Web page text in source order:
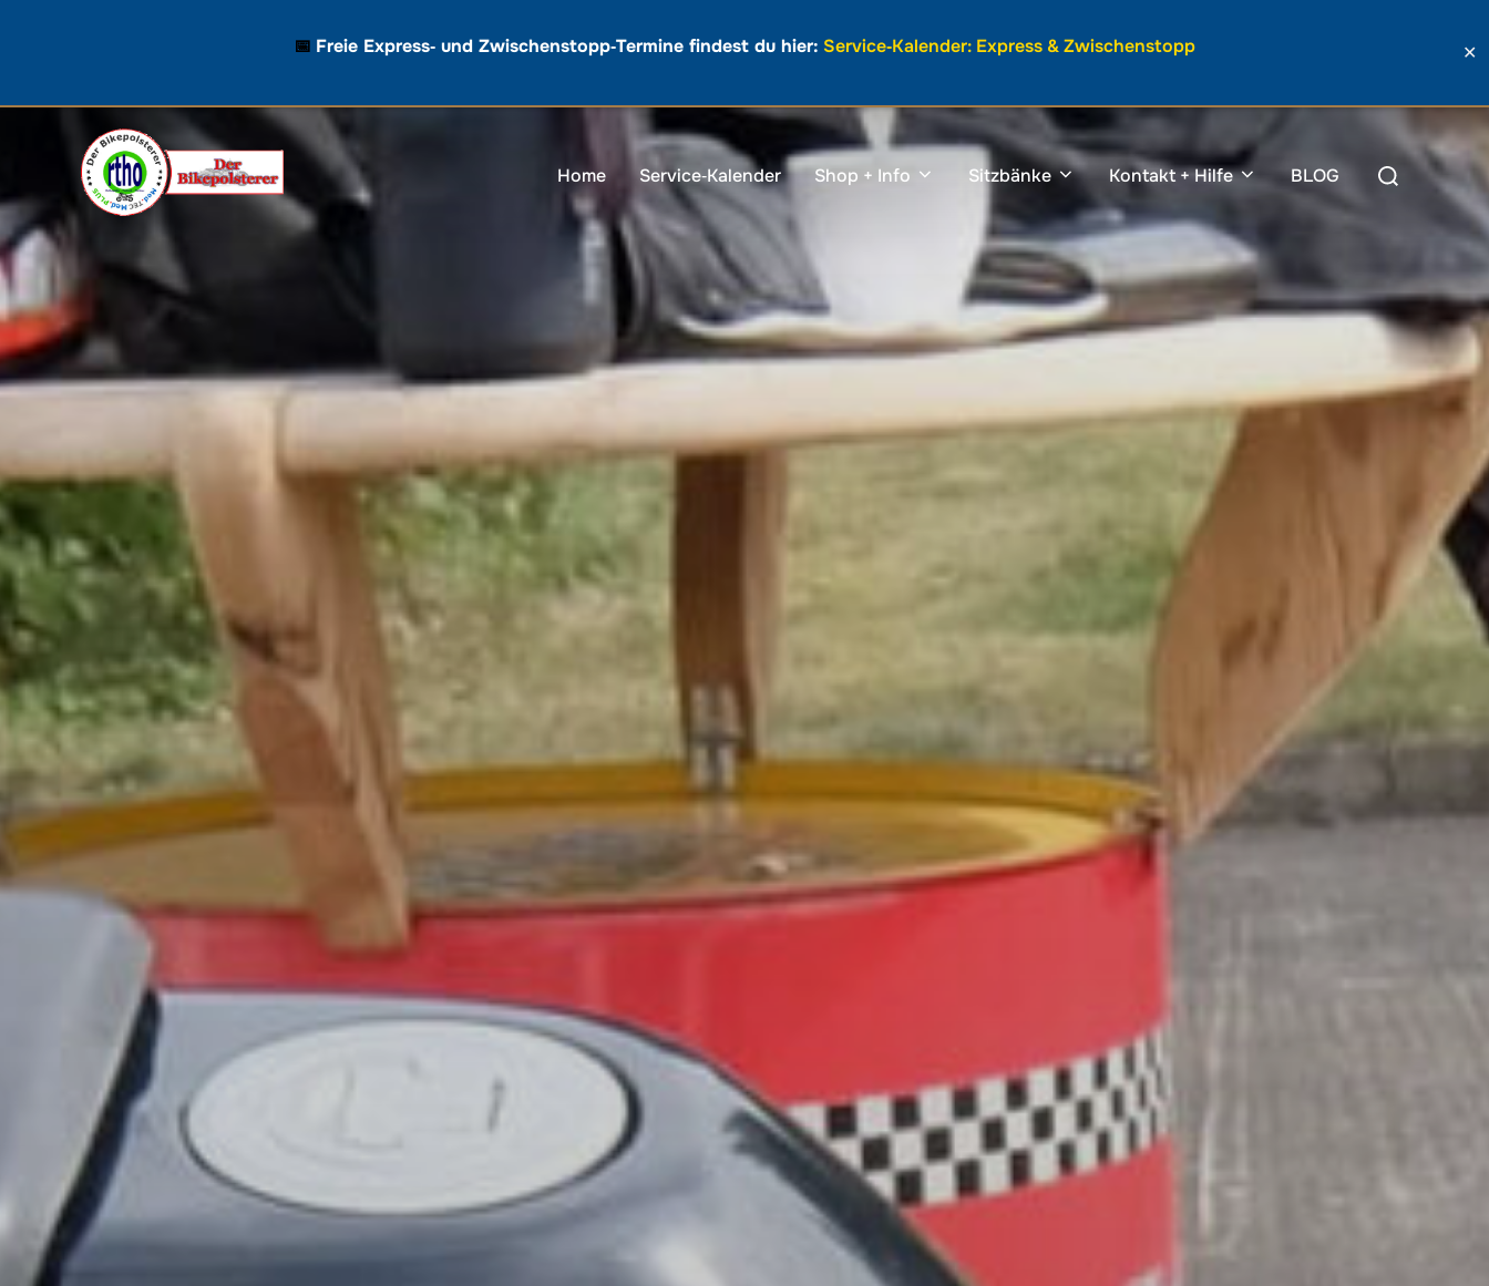
📅 Freie Express‑ und Zwischenstopp‑Termine findest du hier: Service‑Kalender: Express & Zwischenstopp ✕
Home Service‑Kalender Shop + Info Sitzbänke Kontakt + Hilfe BLOG
Suchen
nach: